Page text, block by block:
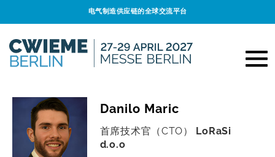
电气制造供应链的全球交流平台
Danilo Maric
首席技术官（CTO）
LoRaSi
d.o.o